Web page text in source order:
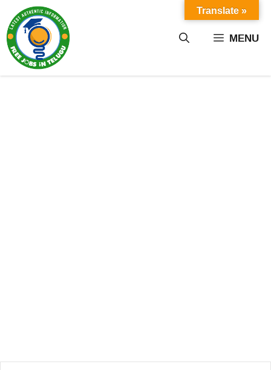
content MENU
Translate »